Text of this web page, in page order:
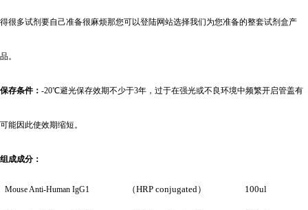
得很多试剂要自己准备很麻烦那您可以登陆网站选择我们为您准备的整套试剂盒产
品。
保存条件： -20℃避光保存效期不少于3年，过于在强光或不良环境中频繁开启管盖有
可能因此使效期缩短。
组成成分：
Mouse Anti-Human IgG1 （HRP conjugated） 100ul